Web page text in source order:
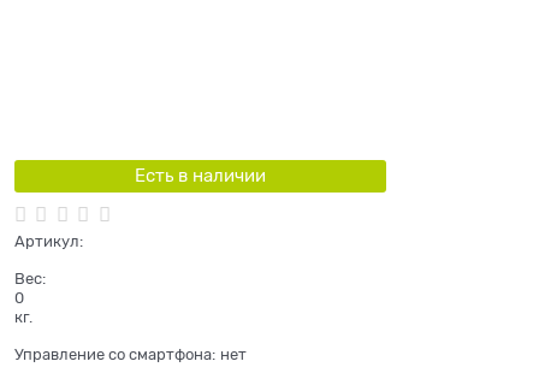
Есть в наличии
Артикул:
Вес:
0
кг.
Управление со смартфона: нет